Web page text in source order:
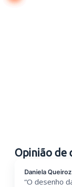
Opinião de
Daniela
“O desenho